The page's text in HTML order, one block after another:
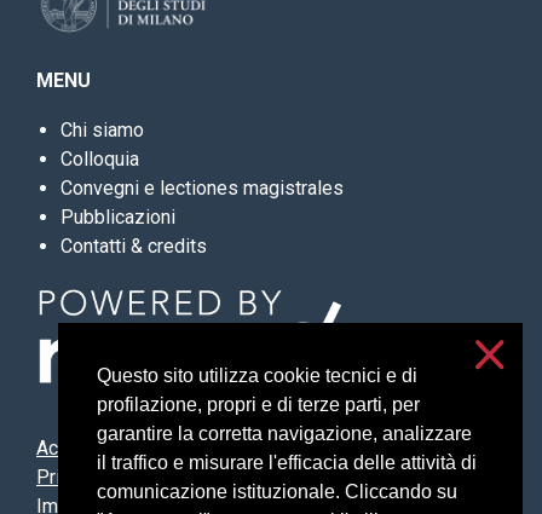
Questo sito utilizza cookie tecnici e di
profilazione, propri e di terze parti, per
garantire la corretta navigazione, analizzare
il traffico e misurare l'efficacia delle attività di
comunicazione istituzionale. Cliccando su
MENU
Chi siamo
Colloquia
Convegni e lectiones magistrales
Pubblicazioni
Contatti & credits
Accessibilità
Privacy e cookies
Impostazioni cookie